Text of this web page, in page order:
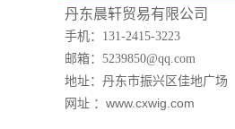
丹东晨轩贸易有限公司
手机：131-2415-3223
邮箱：5239850@qq.com
地址：丹东市振兴区佳地广场
网址 ：www.cxwig.com